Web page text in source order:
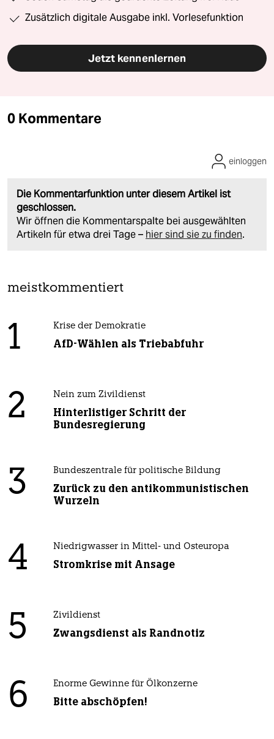
Zusätzlich digitale Ausgabe inkl. Vorlesefunktion
Jetzt kennenlernen
0 Kommentare
Die Kommentarfunktion unter diesem Artikel ist
geschlossen.
Wir öffnen die Kommentarspalte bei ausgewählten
Artikeln für etwa drei Tage – hier sind sie zu finden.
einloggen
meistkommentiert
1 Krise der Demokratie
AfD-Wählen als Triebabfuhr
2 Nein zum Zivildienst
Hinterlistiger Schritt der
Bundesregierung
3 Bundeszentrale für politische Bildung
Zurück zu den antikommunistischen
Wurzeln
4 Niedrigwasser in Mittel- und Osteuropa
Stromkrise mit Ansage
5 Zivildienst
Zwangsdienst als Randnotiz
6 Enorme Gewinne für Ölkonzerne
Bitte abschöpfen!